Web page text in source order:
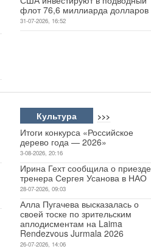
флот 76,6 миллиарда долларов
31-07-2026, 16:52
Культура >>>
Итоги конкурса «Российское
дерево года — 2026»
3-08-2026, 20:16
Ирина Гехт сообщила о приезде
тренера Сергея Усанова в НАО
28-07-2026, 09:03
Алла Пугачева высказалась о
своей тоске по зрительским
аплодисментам на Laima
Rendezvous Jurmala 2026
26-07-2026, 14:06